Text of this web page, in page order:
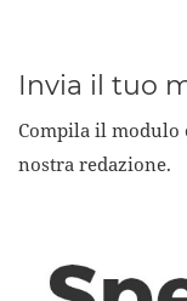
Invia il tuo
Compila il modulo
nostra redazione.